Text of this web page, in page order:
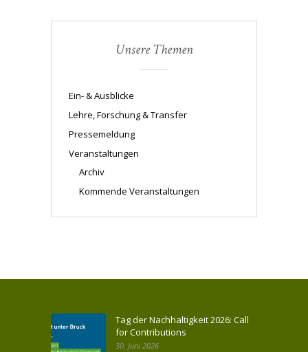
Unsere Themen
Ein- & Ausblicke
Lehre, Forschung & Transfer
Pressemeldung
Veranstaltungen
Archiv
Kommende Veranstaltungen
Tag der Nachhaltigkeit 2026: Call
for Contributions
30. Juni 2026